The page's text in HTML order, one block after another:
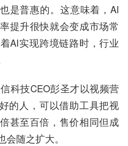
是普惠的。这意味着，AI
提升很快就会变成市场常
AI实现跨境链路时，行业
科技CEO彭圣才以视频营
的人，可以借助工具把视
甚至百倍，售价相同但成
随之扩大。